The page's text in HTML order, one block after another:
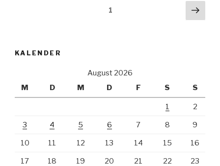
1
KALENDER
August 2026
M
D M D F S S
1 2
3 4 5 6 7 8 9
10 11 12 13 14 15 16
17 18 19 20 21 22 23